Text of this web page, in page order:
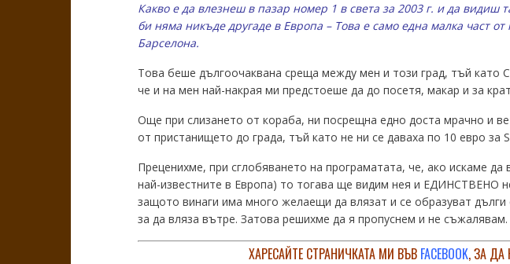
Какво е да влезнеш в пазар номер 1 в света за 2003 г. и да видиш
би няма никъде другаде в Европа – Това е само една малка част
Барселона.
Това беше дългоочаквана среща между мен и този град, тъй като
че и на мен най-накрая ми предстоеше да до посетя, макар и за
Още при слизането от кораба, ни посрещна едно доста мрачно и
от пристанището до града, тъй като не ни се даваха по 10 евро
Преценихме, при сглобяването на програматата, че, ако искаме
най-известните в Европа) то тогава ще видим нея и ЕДИНСТВЕНО
защото винаги има много желаещи да влязат и се образуват
за да вляза вътре. Затова решихме да я пропуснем и не съжалявам.
ХАРЕСАЙТЕ СТРАНИЧКАТА МИ ВЪВ FACEBOOK, ЗА ДА